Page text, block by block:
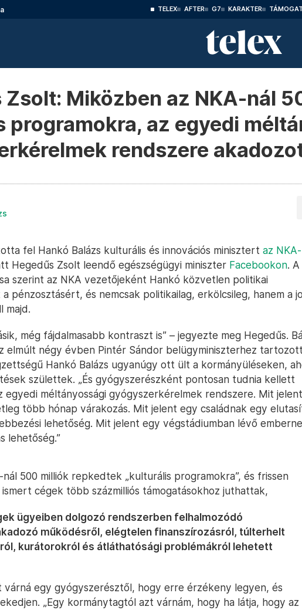
TELEX AFTER G7 KARAKTER
Zsolt: Miközben az NKA-nál
programokra, az egyedi
rendszere
fel Hankó Balázs kulturális és innovációs minisztert az
Hegedűs Zsolt leendő egészségügyi miniszter Facebookon. A
szerint az NKA vezetőjeként Hankó közvetlen politikai
pénzosztásért, és nemcsak politikailag, erkölcsileg, hanem a
majd.
még fájdalmasabb kontraszt is” – jegyezte meg Hegedűs.
elmúlt négy évben Pintér Sándor belügyminiszterhez
Hankó Balázs ugyanúgy ott ült a kormányüléseken,
születtek. „És gyógyszerészként pontosan tudnia kellett
egyedi méltányossági gyógyszerkérelmek rendszere. Mit jelent
több hónap várakozás. Mit jelent egy családnak egy
lehetőség. Mit jelent egy végstádiumban lévő
lehetőség.”
500 milliók repkedtek „kulturális programokra”, és frissen
cégek több százmilliós támogatásokhoz juthattak,
ügyeiben dolgozó rendszerben felhalmozódó
működésről, elégtelen finanszírozásról, túlterhelt
kurátorokról és átláthatósági problémákról lehetett
várná egy gyógyszerésztől, hogy erre érzékeny legyen, és
„Egy kormánytagtól azt várnám, hogy ha látja, hogy az